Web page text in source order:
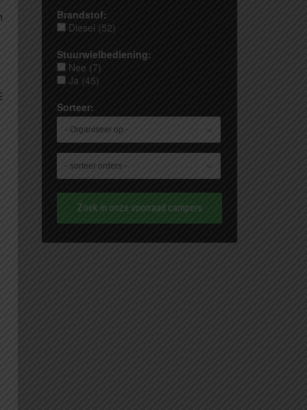
Brandstof:
Diesel (52)
Stuurwielbediening:
Nee (7)
Ja (45)
Sorteer:
Zoek in onze voorraad campers